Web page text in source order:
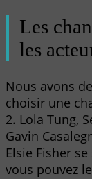
Les
les
Nous avons
choisir une
2. Lola Tung,
Gavin
Elsie Fisher
vous pouvez